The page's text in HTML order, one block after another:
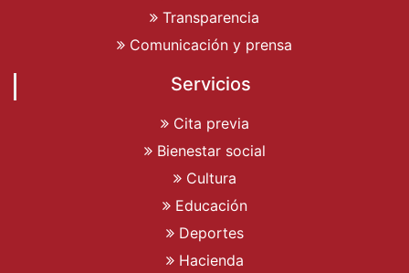
Transparencia
Comunicación y prensa
Servicios
Cita previa
Bienestar social
Cultura
Educación
Deportes
Hacienda